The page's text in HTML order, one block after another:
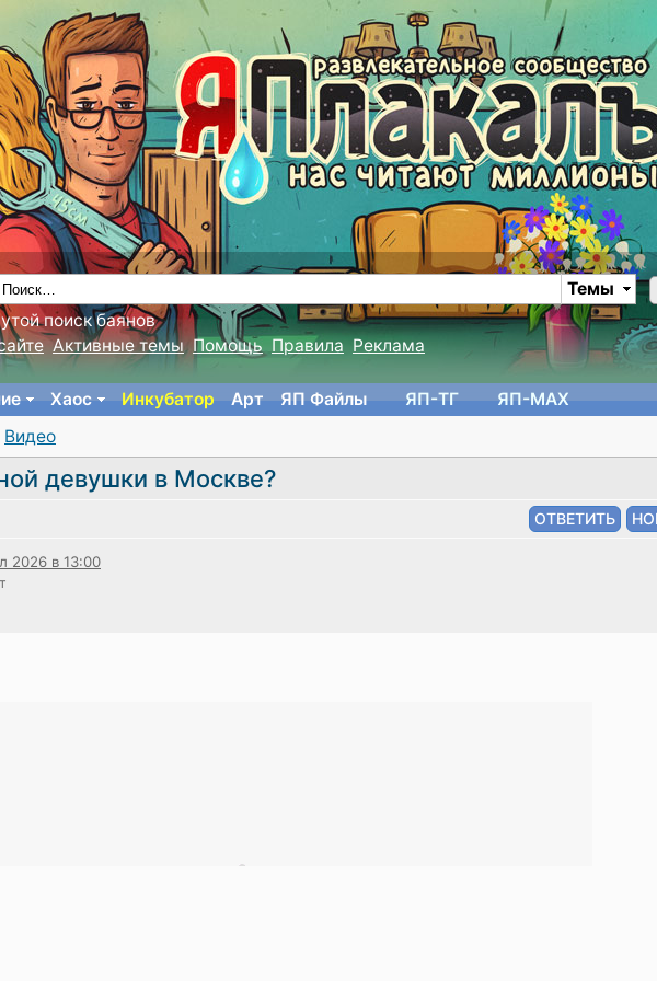
Темы
поиск баянов
Активные темы Помощь Правила Реклама
Хаос Инкубатор Арт ЯП Файлы ЯП-TГ
ЯП-MAX
Видео
девушки в Москве?
2026 в 13:00